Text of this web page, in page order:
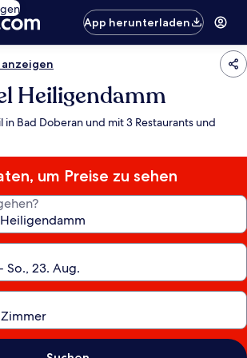
App herunterladen
Heiligendamm
in Bad Doberan und mit 3 Restaurants und
um Preise zu sehen